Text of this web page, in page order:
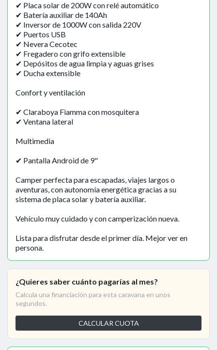
✔ Placa solar de 200W con relé automático
✔ Batería auxiliar de 140Ah
✔ Inversor de 1000W con salida 220V
✔ Puertos USB
✔ Nevera Cecotec
✔ Fregadero con grifo extensible
✔ Depósitos de agua limpia y aguas grises
✔ Ducha extensible
Confort y ventilación
✔ Claraboya Fiamma con mosquitera
✔ Ventana lateral
Multimedia
✔ Pantalla Android de 9"
Camper perfecta para escapadas, viajes largos o
aventuras, con autonomía energética gracias a su
sistema de placa solar y batería auxiliar.
Vehículo muy cuidado y con camperización nueva.
Lista para disfrutar desde el primer día. Mejor ver en
persona.
¿Quieres saber cuánto pagarías al mes?
Calcula una financiación para esta caravana en unos
segundos.
CALCULAR CUOTA